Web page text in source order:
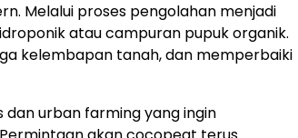
Melalui proses pengolahan menjadi
atau campuran pupuk organik.
kelembapan tanah, dan memperbaiki
urban farming yang ingin